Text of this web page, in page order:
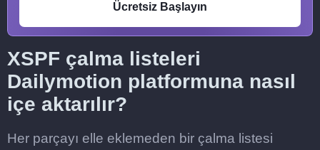
Ücretsiz Başlayın
XSPF çalma listeleri
Dailymotion platformuna nasıl
içe aktarılır?
Her parçayı elle eklemeden bir çalma listesi